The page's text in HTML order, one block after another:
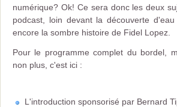
numérique? Ok! Ce sera donc les deux
podcast, loin devant la découverte
encore la sombre histoire de Fidel Lopez.
Pour le programme complet du bordel,
non plus, c'est ici :
L'introduction sponsorisé par Bernard